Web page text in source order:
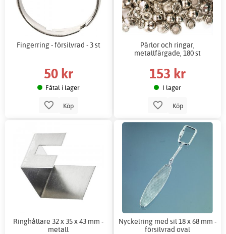
Fingerring - försilvrad - 3 st
50 kr
Fåtal i lager
Köp
Pärlor och ringar,
metallfärgade, 180 st
153 kr
I lager
Köp
Ringhållare 32 x 35 x 43 mm -
metall
Nyckelring med sil 18 x 68 mm -
försilvrad oval